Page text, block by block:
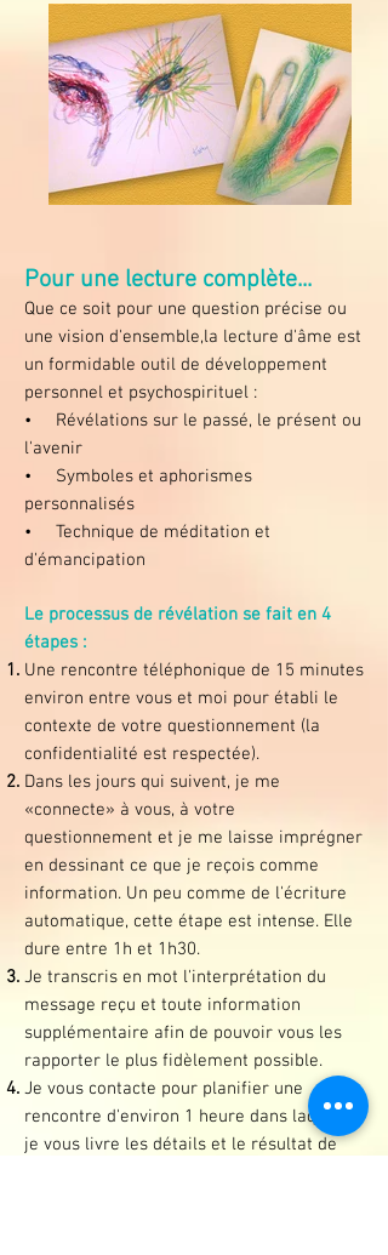
Pour une lecture complète...
Que ce soit pour une question précise ou
une vision d'ensemble,la lecture d'âme est
un formidable outil de développement
personnel et psychospirituel :
• Révélations sur le passé, le présent ou
l'avenir
• Symboles et aphorismes
personnalisés
• Technique de méditation et
d'émancipation
Le processus de révélation se fait en 4
étapes :
Une rencontre téléphonique de 15 minutes
environ entre vous et moi pour établi le
contexte de votre questionnement (la
confidentialité est respectée).
Dans les jours qui suivent, je me
«connecte» à vous, à votre
questionnement et je me laisse imprégner
en dessinant ce que je reçois comme
information. Un peu comme de l'écriture
automatique, cette étape est intense. Elle
dure entre 1h et 1h30.
Je transcris en mot l'interprétation du
message reçu et toute information
supplémentaire afin de pouvoir vous les
rapporter le plus fidèlement possible.
Je vous contacte pour planifier une
rencontre d'environ 1 heure dans laquelle
je vous livre les détails et le résultat de